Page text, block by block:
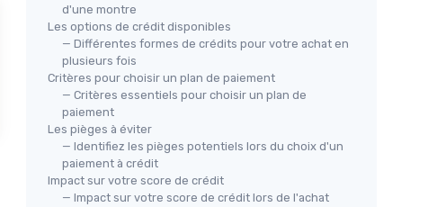
d'une montre
Les options de crédit disponibles
— Différentes formes de crédits pour votre achat en
plusieurs fois
Critères pour choisir un plan de paiement
— Critères essentiels pour choisir un plan de
paiement
Les pièges à éviter
— Identifiez les pièges potentiels lors du choix d'un
paiement à crédit
Impact sur votre score de crédit
— Impact sur votre score de crédit lors de l'achat